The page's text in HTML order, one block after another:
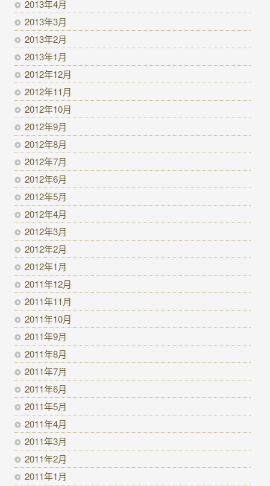
2013年4月
2013年3月
2013年2月
2013年1月
2012年12月
2012年11月
2012年10月
2012年9月
2012年8月
2012年7月
2012年6月
2012年5月
2012年4月
2012年3月
2012年2月
2012年1月
2011年12月
2011年11月
2011年10月
2011年9月
2011年8月
2011年7月
2011年6月
2011年5月
2011年4月
2011年3月
2011年2月
2011年1月